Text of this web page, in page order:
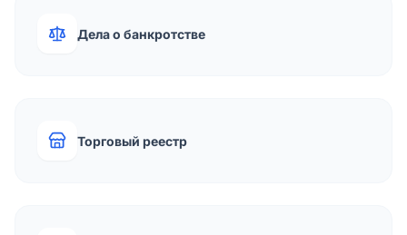
Дела о банкротстве
Торговый реестр